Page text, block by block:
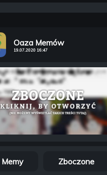
Oaza Memów
19.07.2020 16:47
Memy Zboczone